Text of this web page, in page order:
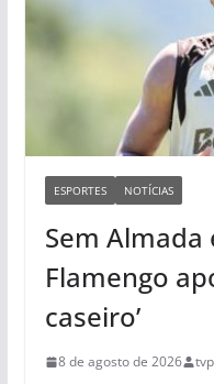
ESPORTES NOTÍCIAS
Sem Almada
Flamengo
caseiro’
8 de agosto de 2026